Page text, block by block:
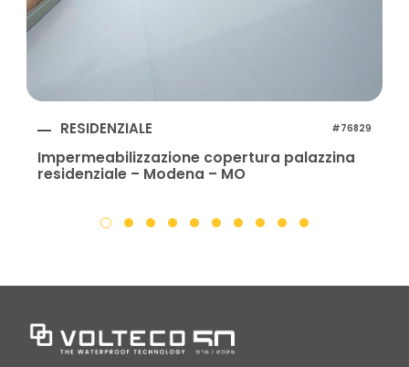
RESIDENZIALE #76829
Impermeabilizzazione copertura palazzina
residenziale – Modena – MO